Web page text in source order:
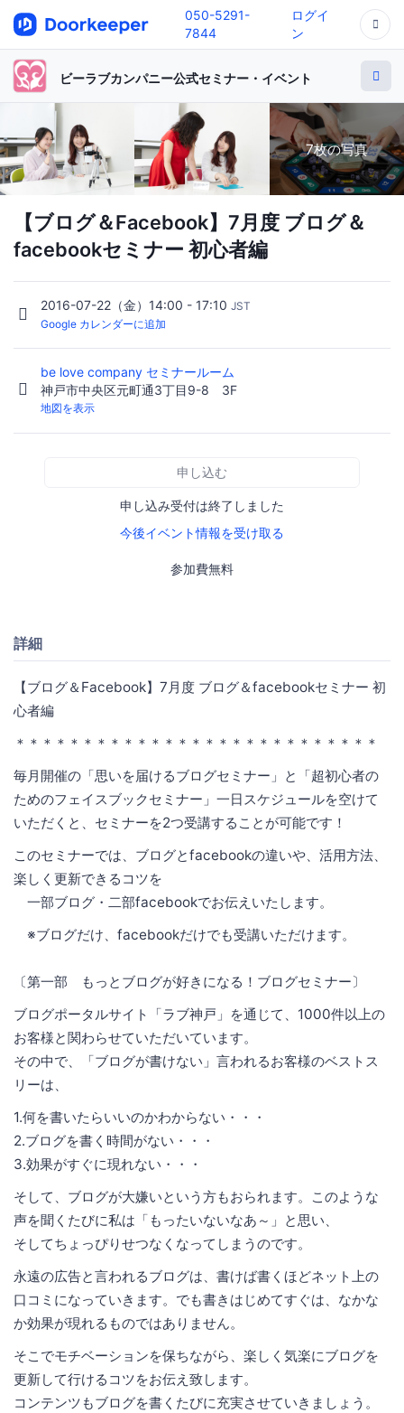
050-5291-
7844
ログイ
ン
ビーラブカンパニー公式セミナー・イベント
7枚の写真
【ブログ＆Facebook】7月度 ブログ＆
facebookセミナー 初心者編
2016-07-22（金）14:00 - 17:10 JST
Google カレンダーに追加
be love company セミナールーム
神戸市中央区元町通3丁目9-8 3F
地図を表示
申し込む
申し込み受付は終了しました
今後イベント情報を受け取る
参加費無料
詳細
【ブログ＆Facebook】7月度 ブログ＆facebookセミナー 初
心者編
＊＊＊＊＊＊＊＊＊＊＊＊＊＊＊＊＊＊＊＊＊＊＊＊＊＊＊
毎月開催の「思いを届けるブログセミナー」と「超初心者の
ためのフェイスブックセミナー」一日スケジュールを空けて
いただくと、セミナーを2つ受講することが可能です！
このセミナーでは、ブログとfacebookの違いや、活用方法、
楽しく更新できるコツを
一部ブログ・二部facebookでお伝えいたします。
※ブログだけ、facebookだけでも受講いただけます。
〔第一部 もっとブログが好きになる！ブログセミナー〕
ブログポータルサイト「ラブ神戸」を通じて、1000件以上の
お客様と関わらせていただいています。
その中で、「ブログが書けない」言われるお客様のベストス
リーは、
1.何を書いたらいいのかわからない・・・
2.ブログを書く時間がない・・・
3.効果がすぐに現れない・・・
そして、ブログが大嫌いという方もおられます。このような
声を聞くたびに私は「もったいないなあ～」と思い、
そしてちょっぴりせつなくなってしまうのです。
永遠の広告と言われるブログは、書けば書くほどネット上の
口コミになっていきます。でも書きはじめてすぐは、なかな
か効果が現れるものではありません。
そこでモチベーションを保ちながら、楽しく気楽にブログを
更新して行けるコツをお伝え致します。
コンテンツもブログを書くたびに充実させていきましょう。